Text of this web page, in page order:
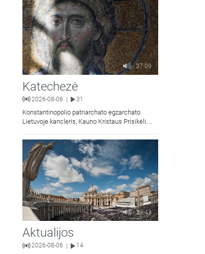
37:09
Katechezė
2026-08-06 | 31
Konstantinopolio patriarchato egzarchato
Lietuvoje kancleris, Kauno Kristaus Prisikėlimo
kunigas Vitalijus Mockus pasakoja apie
Kristaus Atsimainymo šventę.
35:43
Aktualijos
2026-08-06 14